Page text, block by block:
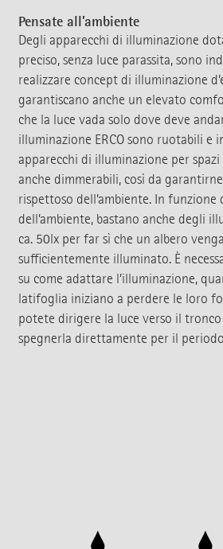
Pensate all’ambiente
Degli apparecchi di illuminazione
preciso, senza luce parassita, sono
realizzare concept di illuminazione
garantiscano anche un elevato
che la luce vada solo dove deve
illuminazione ERCO sono ruotabili e
apparecchi di illuminazione per spazi
anche dimmerabili, così da
rispettoso dell’ambiente. In funzione
dell’ambiente, bastano anche degli
ca. 50lx per far sì che un albero
sufficientemente illuminato. È
su come adattare l’illuminazione,
latifoglia iniziano a perdere le loro
potete dirigere la luce verso il tronco
spegnerla direttamente per il